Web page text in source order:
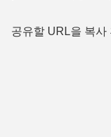
공유할 URL을 복사